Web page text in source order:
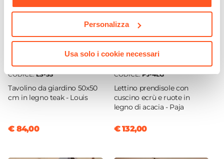
Personalizza
Usa solo i cookie necessari
CODICE:LS-55
Tavolino da giardino 50x50
cm in legno teak - Louis
€ 84,00
CODICE:PJ-4LG
Lettino prendisole con
cuscino ecrù e ruote in
legno di acacia - Paja
€ 132,00